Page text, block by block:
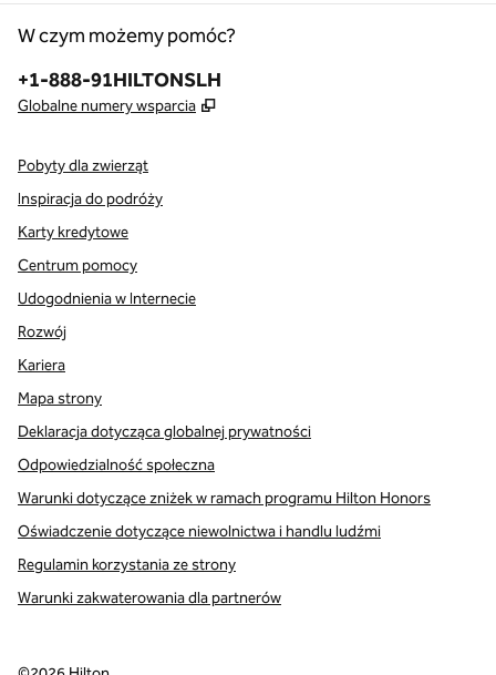
W czym możemy pomóc?
Telefon:
+1-888-91HILTONSLH
Globalne numery wsparcia ,
Pobyty dla zwierząt
Inspiracja do podróży
Karty kredytowe
Centrum pomocy
Udogodnienia w Internecie
Rozwój
Kariera
Mapa strony
Deklaracja dotycząca globalnej prywatności
Odpowiedzialność społeczna
Warunki dotyczące zniżek w ramach programu Hilton Honors
Oświadczenie dotyczące niewolnictwa i handlu ludźmi
Regulamin korzystania ze strony
Warunki zakwaterowania dla partnerów